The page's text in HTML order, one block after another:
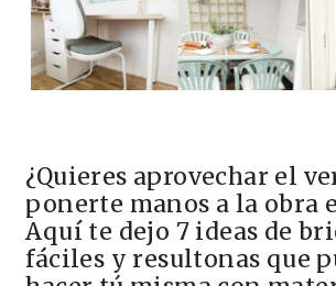
¿Quieres aprovechar el
ponerte manos a la obra
Aquí te dejo 7 ideas de
fáciles y resultonas que